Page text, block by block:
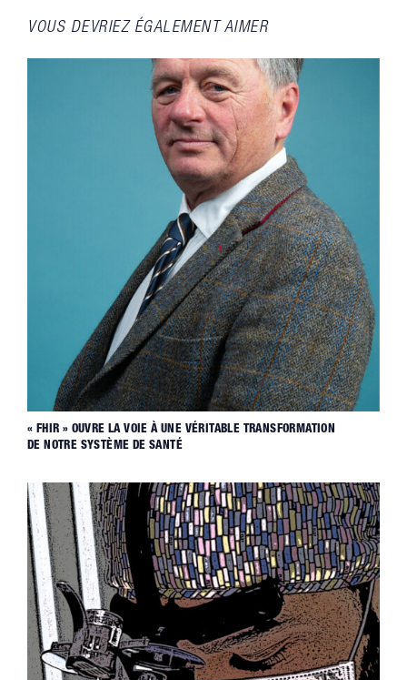
VOUS DEVRIEZ ÉGALEMENT AIMER
« FHIR » OUVRE LA VOIE À UNE VÉRITABLE TRANSFORMATION
DE NOTRE SYSTÈME DE SANTÉ